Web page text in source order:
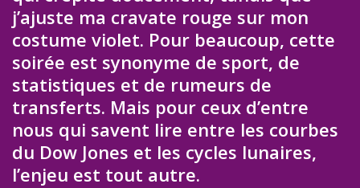
j’ajuste ma cravate rouge sur mon
costume violet. Pour beaucoup, cette
soirée est synonyme de sport, de
statistiques et de rumeurs de
transferts. Mais pour ceux d’entre
nous qui savent lire entre les courbes
du Dow Jones et les cycles lunaires,
l’enjeu est tout autre.